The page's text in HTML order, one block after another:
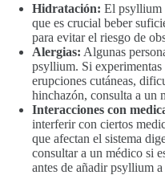
Hidratación: El psyllium
que es crucial beber
para evitar el riesgo de
Alergias: Algunas
psyllium. Si experimentas
erupciones cutáneas,
hinchazón, consulta a un
Interacciones con
interferir con ciertos
que afectan el sistema
consultar a un médico si
antes de añadir psyllium